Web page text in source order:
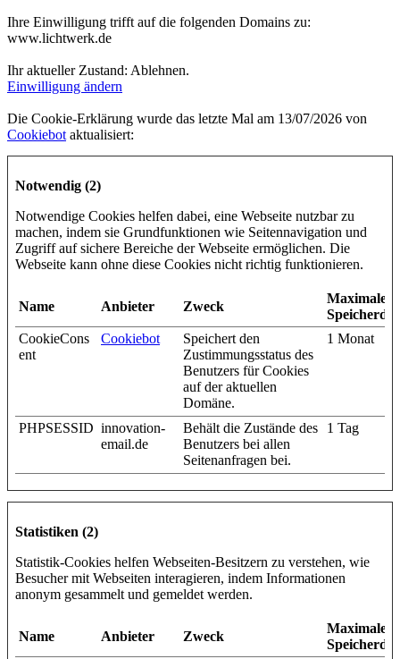
Ihre Einwilligung trifft auf die folgenden Domains zu:
www.lichtwerk.de
Ihr aktueller Zustand: Ablehnen.
Einwilligung ändern
Die Cookie-Erklärung wurde das letzte Mal am 13/07/2026 von
Cookiebot aktualisiert:
Notwendig (2)
Notwendige Cookies helfen dabei, eine Webseite nutzbar zu
machen, indem sie Grundfunktionen wie Seitennavigation und
Zugriff auf sichere Bereiche der Webseite ermöglichen. Die
Webseite kann ohne diese Cookies nicht richtig funktionieren.
Name Anbieter Zweck
Maximale
CookieCons
ent
Cookiebot
Speichert den
Zustimmungsstatus des
Benutzers für Cookies
auf der aktuellen
Domäne.
1 Monat
PHPSESSID innovation-
email.de
Behält die Zustände des
Benutzers bei allen
Seitenanfragen bei.
1 Tag
Statistiken (2)
Statistik-Cookies helfen Webseiten-Besitzern zu verstehen, wie
Besucher mit Webseiten interagieren, indem Informationen
anonym gesammelt und gemeldet werden.
Name Anbieter Zweck
Maximale